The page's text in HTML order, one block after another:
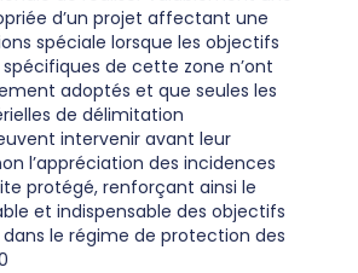
d’un projet affectant une
spéciale lorsque les objectifs
de cette zone n’ont
adoptés et que seules les
de délimitation
intervenir avant leur
l’appréciation des incidences
protégé, renforçant ainsi le
et indispensable des objectifs
le régime de protection des